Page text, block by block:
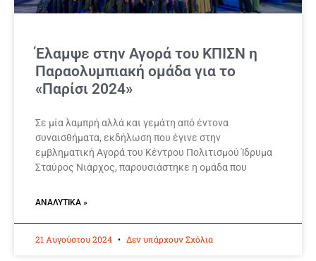
Έλαμψε στην Αγορά του ΚΠΙΣΝ η
Παραολυμπιακή ομάδα για το
«Παρίσι 2024»
Σε μία λαμπρή αλλά και γεμάτη από έντονα
συναισθήματα, εκδήλωση που έγινε στην
εμβληματική Αγορά του Κέντρου Πολιτισμού Ίδρυμα
Σταύρος Νιάρχος, παρουσιάστηκε η ομάδα που
ΑΝΑΛΥΤΙΚΆ »
21 Αυγούστου 2024 Δεν υπάρχουν Σχόλια